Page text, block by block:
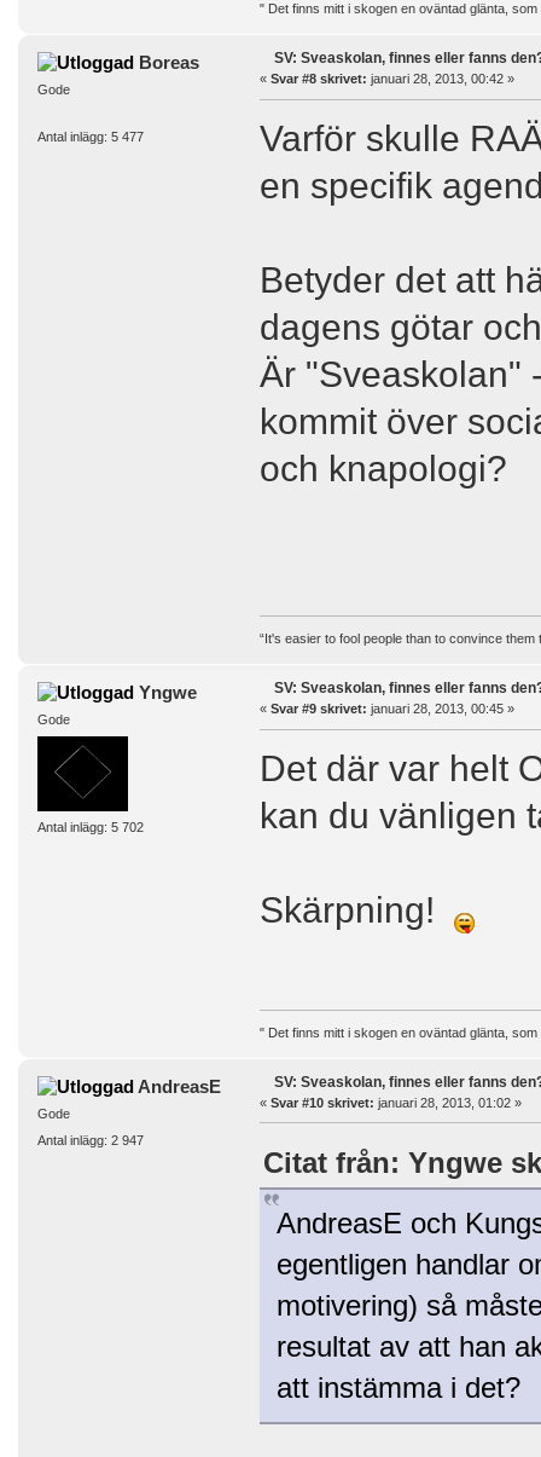
" Det finns mitt i skogen en oväntad glänta,
Boreas
Gode
Antal inlägg: 5 477
SV: Sveaskolan, finnes eller fanns
« Svar #8 skrivet: januari 28, 2013, 00:42 »
Varför skulle
en specifik
Betyder det att
dagens götar
Är "Sveaskolan"
kommit över
och knapologi?
“It's easier to fool people than to convince them
Yngwe
Gode
Antal inlägg: 5 702
SV: Sveaskolan, finnes eller fanns
« Svar #9 skrivet: januari 28, 2013, 00:45 »
Det där var helt
kan du vänligen
Skärpning!
" Det finns mitt i skogen en oväntad glänta,
AndreasE
Gode
Antal inlägg: 2 947
SV: Sveaskolan, finnes eller fanns
« Svar #10 skrivet: januari 28, 2013, 01:02 »
Citat från: Yngwe
AndreasE och
egentligen handlar
motivering) så
resultat av att han
att instämma i det?